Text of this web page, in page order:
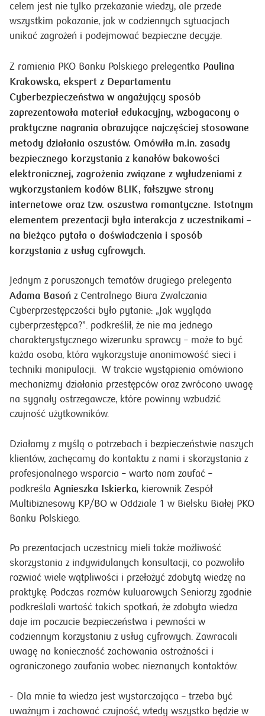
celem jest nie tylko przekazanie wiedzy, ale przede
wszystkim pokazanie, jak w codziennych sytuacjach
unikać zagrożeń i podejmować bezpieczne decyzje.
Z ramienia PKO Banku Polskiego prelegentka Paulina
Krakowska, ekspert z Departamentu
Cyberbezpieczeństwa w angażujący sposób
zaprezentowała materiał edukacyjny, wzbogacony o
praktyczne nagrania obrazujące najczęściej stosowane
metody działania oszustów. Omówiła m.in. zasady
bezpiecznego korzystania z kanałów bakowości
elektronicznej, zagrożenia związane z wyłudzeniami z
wykorzystaniem kodów BLIK, fałszywe strony
internetowe oraz tzw. oszustwa romantyczne. Istotnym
elementem prezentacji była interakcja z uczestnikami –
na bieżąco pytała o doświadczenia i sposób
korzystania z usług cyfrowych.
Jednym z poruszonych tematów drugiego prelegenta
Adama Basoń z Centralnego Biura Zwalczania
Cyberprzestępczości było pytanie: „Jak wygląda
cyberprzestępca?”. podkreślił, że nie ma jednego
charakterystycznego wizerunku sprawcy – może to być
każda osoba, która wykorzystuje anonimowość sieci i
techniki manipulacji. W trakcie wystąpienia omówiono
mechanizmy działania przestępców oraz zwrócono uwagę
na sygnały ostrzegawcze, które powinny wzbudzić
czujność użytkowników.
Działamy z myślą o potrzebach i bezpieczeństwie naszych
klientów, zachęcamy do kontaktu z nami i skorzystania z
profesjonalnego wsparcia – warto nam zaufać –
podkreśla Agnieszka Iskierka, kierownik Zespół
Multibiznesowy KP/BO w Oddziale 1 w Bielsku Białej PKO
Banku Polskiego.
Po prezentacjach uczestnicy mieli także możliwość
skorzystania z indywidulanych konsultacji, co pozwoliło
rozwiać wiele wątpliwości i przełożyć zdobytą wiedzę na
praktykę. Podczas rozmów kuluarowych Seniorzy zgodnie
podkreślali wartość takich spotkań, że zdobyta wiedza
daje im poczucie bezpieczeństwa i pewności w
codziennym korzystaniu z usług cyfrowych. Zawracali
uwagę na konieczność zachowania ostrożności i
ograniczonego zaufania wobec nieznanych kontaktów.
- Dla mnie ta wiedza jest wystarczająca – trzeba być
uważnym i zachować czujność, wtedy wszystko będzie w